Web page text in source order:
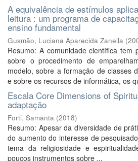
A equivalência de estímulos
leitura : um programa de
ensino fundamental
Gusmão, Luciana Aparecida Zanella (
Resumo: A comunidade científica tem
sobre o procedimento de
modelo, sobre a formação de classes
e sobre os recursos de informática, os
Escala Core Dimensions of
adaptação
Forti, Samanta (2018)
Resumo: Apesar da diversidade de
do aumento do interesse de
tema da religiosidade e
poucos instrumentos sobre ...